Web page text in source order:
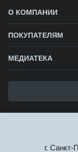
О КОМПАНИИ
ПОКУПАТЕЛЯМ
МЕДИАТЕКА
г. Санкт-